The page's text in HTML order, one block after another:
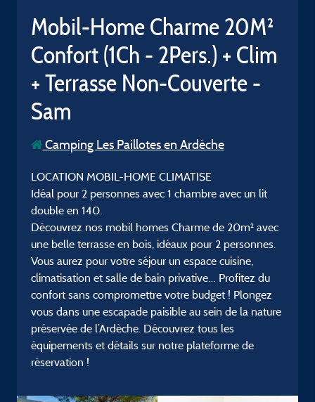
Mobil-Home Charme 20M²
Confort (1Ch - 2Pers.) + Clim
+ Terrasse Non-Couverte -
Sam
Camping Les Paillotes en Ardèche
LOCATION MOBIL-HOME CLIMATISE
Idéal pour 2 personnes avec 1 chambre avec un lit
double en 140.
Découvrez nos mobil homes Charme de 20m² avec
une belle terrasse en bois, idéaux pour 2 personnes.
Vous aurez pour votre séjour un espace cuisine,
climatisation et salle de bain privative… Profitez du
confort sans compromettre votre budget ! Plongez
vous dans une escapade paisible au sein de la nature
préservée de l’Ardèche. Découvrez tous les
équipements et détails sur notre plateforme de
réservation !